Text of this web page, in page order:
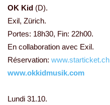
OK Kid (D).
Exil, Zürich.
Portes: 18h30, Fin: 22h00.
En collaboration avec Exil.
Réservation: www.starticket.ch
www.okkidmusik.com
Lundi 31.10.